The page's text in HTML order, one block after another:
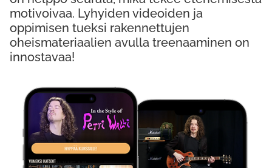
motivoivaa. Lyhyiden videoiden ja
oppimisen tueksi rakennettujen
oheismateriaalien avulla treenaaminen on
innostavaa!